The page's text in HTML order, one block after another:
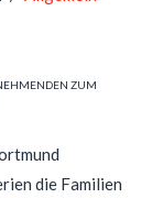
ZUM
die Familien